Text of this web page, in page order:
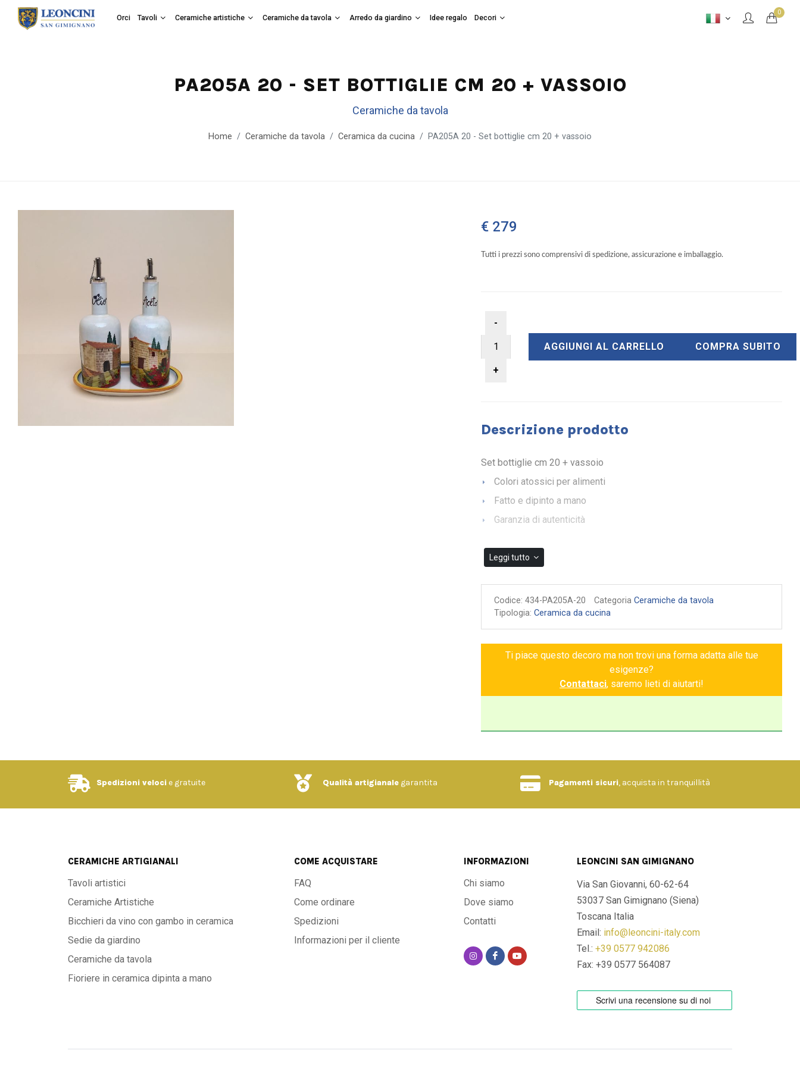
0
Orci Tavoli Ceramiche artistiche Ceramiche da tavola Arredo da giardino Idee regalo Decori
PA205A 20 - SET BOTTIGLIE CM 20 + VASSOIO
Ceramiche da tavola
Home Ceramiche da tavola Ceramica da cucina PA205A 20 - Set bottiglie cm 20 + vassoio
€ 279
Tutti i prezzi sono comprensivi di spedizione, assicurazione e imballaggio.
AGGIUNGI AL CARRELLO COMPRA SUBITO
Descrizione prodotto
Set bottiglie cm 20 + vassoio
Colori atossici per alimenti
Fatto e dipinto a mano
Garanzia di autenticità
Leggi tutto
Codice:434-PA205A-20 CategoriaCeramiche da tavola
Tipologia:Ceramica da cucina
Ti piace questo decoro ma non trovi una forma adatta alle tue
esigenze?
Contattaci, saremo lieti di aiutarti!
Spedizioni veloci e gratuite Qualità artigianale garantita Pagamenti sicuri, acquista in tranquillità
CERAMICHE ARTIGIANALI
Tavoli artistici
Ceramiche Artistiche
Bicchieri da vino con gambo in ceramica
Sedie da giardino
Ceramiche da tavola
Fioriere in ceramica dipinta a mano
COME ACQUISTARE
FAQ
Come ordinare
Spedizioni
Informazioni per il cliente
INFORMAZIONI
Chi siamo
Dove siamo
Contatti
LEONCINI SAN GIMIGNANO
Via San Giovanni, 60-62-64
53037 San Gimignano (Siena)
Toscana Italia
Email: info@leoncini-italy.com
Tel.: +39 0577 942086
Fax: +39 0577 564087